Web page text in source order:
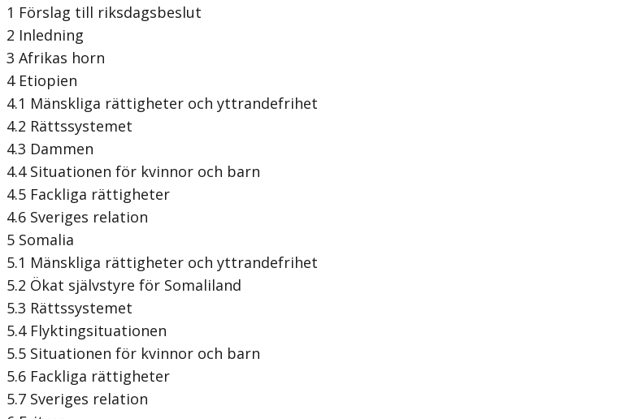
1 Förslag till riksdagsbeslut
2 Inledning
3 Afrikas horn
4 Etiopien
4.1 Mänskliga rättigheter och yttrandefrihet
4.2 Rättssystemet
4.3 Dammen
4.4 Situationen för kvinnor och barn
4.5 Fackliga rättigheter
4.6 Sveriges relation
5 Somalia
5.1 Mänskliga rättigheter och yttrandefrihet
5.2 Ökat självstyre för Somaliland
5.3 Rättssystemet
5.4 Flyktingsituationen
5.5 Situationen för kvinnor och barn
5.6 Fackliga rättigheter
5.7 Sveriges relation